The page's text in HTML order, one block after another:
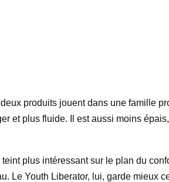
produits jouent dans une famille
et plus fluide. Il est aussi moins
plus intéressant sur le plan du
Le Youth Liberator, lui, garde mieux